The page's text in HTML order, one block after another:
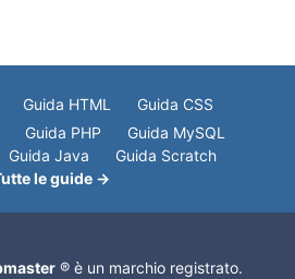
Guida HTML
Guida CSS
Guida PHP
Guida MySQL
Guida Java
Guida Scratch
le guide →
® è un marchio registrato.